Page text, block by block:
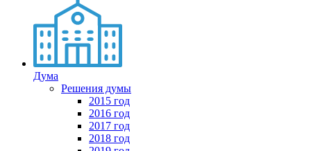
Дума
Решения думы
2015 год
2016 год
2017 год
2018 год